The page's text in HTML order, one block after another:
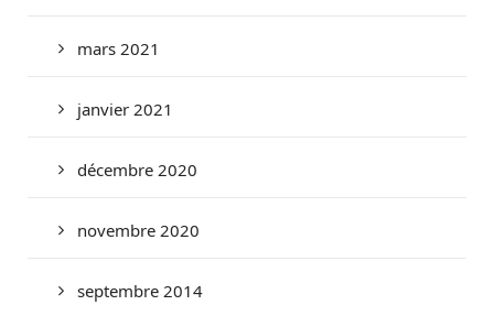
mars 2021
janvier 2021
décembre 2020
novembre 2020
septembre 2014